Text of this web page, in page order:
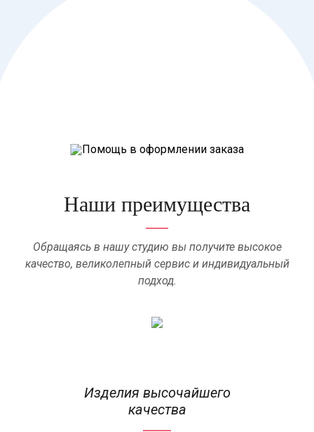
Наши преимущества
Обращаясь в нашу студию вы получите высокое
качество, великолепный сервис и индивидуальный
подход.
Изделия высочайшего
качества